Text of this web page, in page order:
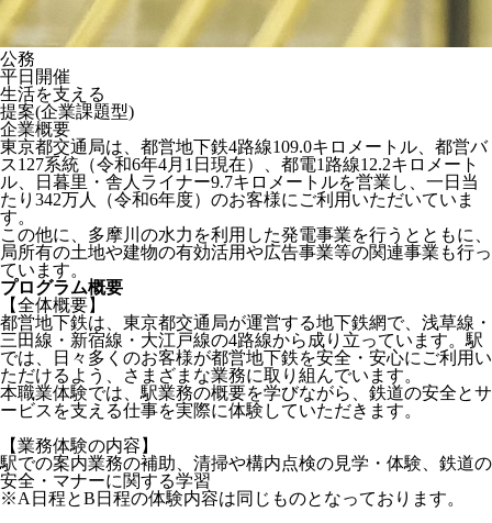
公務
平日開催
生活を支える
提案(企業課題型)
企業概要
東京都交通局は、都営地下鉄4路線109.0キロメートル、都営バ
ス127系統（令和6年4月1日現在）、都電1路線12.2キロメート
ル、日暮里・舎人ライナー9.7キロメートルを営業し、一日当
たり342万人（令和6年度）のお客様にご利用いただいていま
す。
この他に、多摩川の水力を利用した発電事業を行うとともに、
局所有の土地や建物の有効活用や広告事業等の関連事業も行っ
ています。
プログラム概要
【全体概要】
都営地下鉄は、東京都交通局が運営する地下鉄網で、浅草線・
三田線・新宿線・大江戸線の4路線から成り立っています。駅
では、日々多くのお客様が都営地下鉄を安全・安心にご利用い
ただけるよう、さまざまな業務に取り組んでいます。
本職業体験では、駅業務の概要を学びながら、鉄道の安全とサ
ービスを支える仕事を実際に体験していただきます。
【業務体験の内容】
駅での案内業務の補助、清掃や構内点検の見学・体験、鉄道の
安全・マナーに関する学習
※A日程とB日程の体験内容は同じものとなっております。